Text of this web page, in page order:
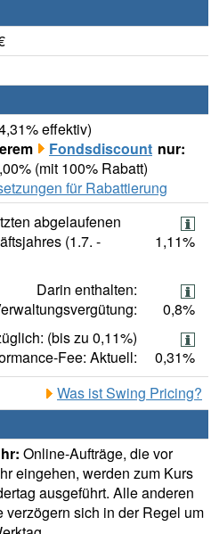
effektiv)
Fondsdiscount nur:
(mit 100% Rabatt)
für Rabattierung
abgelaufenen
(1.7. -
1,11%
Darin enthalten:
0,8%
(bis zu 0,11%)
Fee: Aktuell:
0,31%
Was ist Swing Pricing?
Online-Aufträge, die vor
eingehen, werden zum Kurs
ausgeführt. Alle anderen
verzögern sich in der Regel um